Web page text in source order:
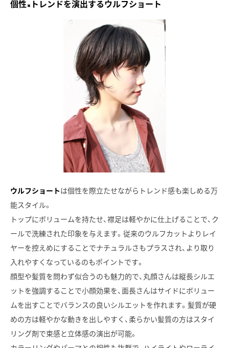
個性×トレンドを演出するウルフショート
ウルフショート は個性を際立たせながらトレンド感も楽しめる万
能スタイル。
トップにボリュームを持たせ、襟足は軽やかに仕上げることで、ク
ールで洗練された印象を与えます。従来のウルフカットよりレイ
ヤーを控えめにすることでナチュラルさもプラスされ、より取り
入れやすくなっているのもポイントです。
顔型や髪質を問わず似合うのも魅力的で、丸顔さんは縦長シルエ
ットを強調することで小顔効果を、面長さんはサイドにボリュー
ムを出すことでバランスの良いシルエットを作れます。髪質が硬
めの方は軽やかな動きを出しやすく、柔らかい髪質の方はスタイ
リング剤で束感と立体感の演出が可能。